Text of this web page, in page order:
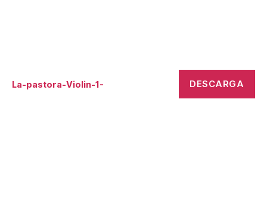
La-pastora-Violin-1- DESCARGA